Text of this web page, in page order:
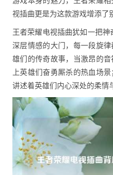
视插曲更是为这款游戏增添了
王者荣耀电视插曲犹如一把
深层情感的大门，每一段旋
雄们的传奇故事，当激昂的
上英雄们奋勇厮杀的热血场
讲述着英雄们内心深处的柔情